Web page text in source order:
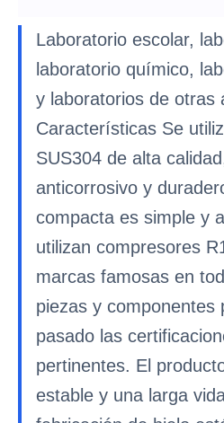
Laboratorio escolar,
laboratorio químico,
y laboratorios de otras
Características Se
SUS304 de alta
anticorrosivo y
compacta es simple y
utilizan compresores
marcas famosas en
piezas y componentes
pasado las
pertinentes. El
estable y una larga